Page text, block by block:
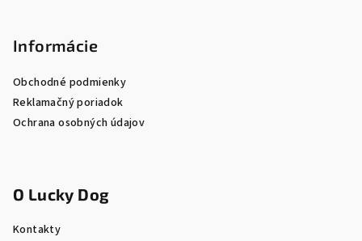
Informácie
Obchodné podmienky
Reklamačný poriadok
Ochrana osobných údajov
O Lucky Dog
Kontakty